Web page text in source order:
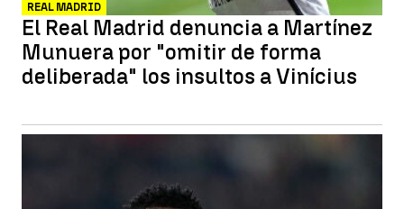
REAL MADRID
El Real Madrid denuncia a Martínez
Munuera por "omitir de forma
deliberada" los insultos a Vinícius